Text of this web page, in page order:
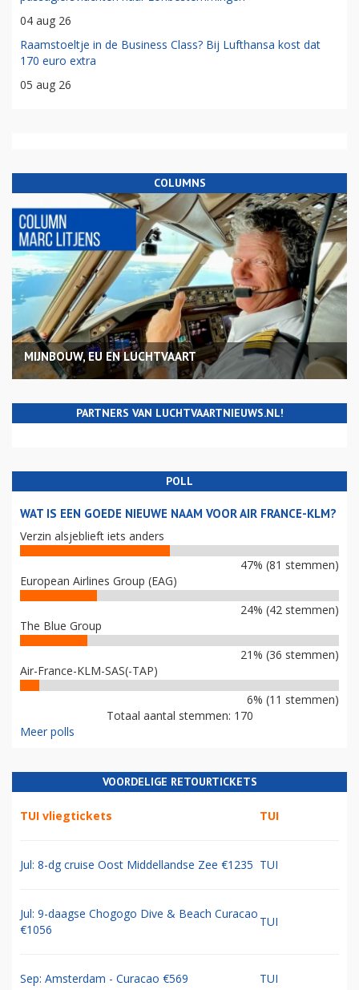
04 aug 26
Raamstoeltje in de Business Class? Bij Lufthansa kost dat
170 euro extra
05 aug 26
COLUMNS
MIJNBOUW, EU EN LUCHTVAART
PARTNERS VAN LUCHTVAARTNIEUWS.NL!
POLL
WAT IS EEN GOEDE NIEUWE NAAM VOOR AIR FRANCE-KLM?
Verzin alsjeblieft iets anders
47% (81 stemmen)
European Airlines Group (EAG)
24% (42 stemmen)
The Blue Group
21% (36 stemmen)
Air-France-KLM-SAS(-TAP)
6% (11 stemmen)
Totaal aantal stemmen: 170
Meer polls
VOORDELIGE RETOURTICKETS
TUI vliegtickets TUI
Jul: 8-dg cruise Oost Middellandse Zee €1235 TUI
Jul: 9-daagse Chogogo Dive & Beach Curacao
€1056
TUI
Sep: Amsterdam - Curacao €569 TUI